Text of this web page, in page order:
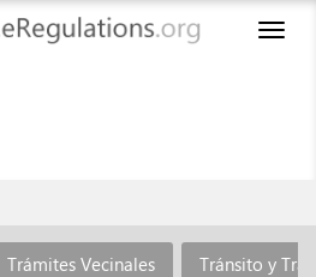
Trámites Vecinales Tránsito y